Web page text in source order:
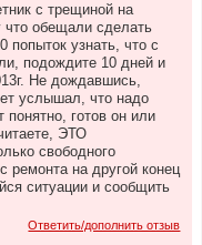
с трещиной на
обещали сделать
узнать, что с
подождите 10 дней и
Не дождавшись,
услышал, что надо
готов он или
ЭТО
свободного
ремонта на другой конец
ситуации и сообщить
Ответить/дополнить отзыв